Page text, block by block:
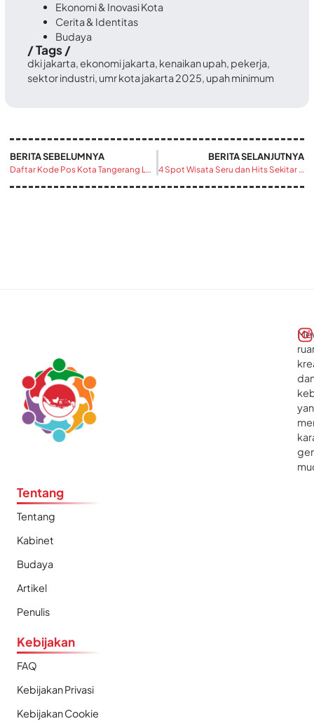
Ekonomi & Inovasi Kota
Cerita & Identitas
Budaya
/ Tags /
dki jakarta,ekonomi jakarta, kenaikan upah, pekerja,
sektor industri, umr kota jakarta 2025, upah minimum
BERITA SEBELUMNYA
Daftar Kode Pos Kota Tangerang Lengkap Semua Wilayah
BERITA SELANJUTNYA
4 Spot Wisata Seru dan Hits Sekitar Alun-alun Kota Tangerang
Tentang
Tentang
Kabinet
Budaya
Artikel
Penulis
Kebijakan
FAQ
Kebijakan Privasi
Kebijakan Cookie